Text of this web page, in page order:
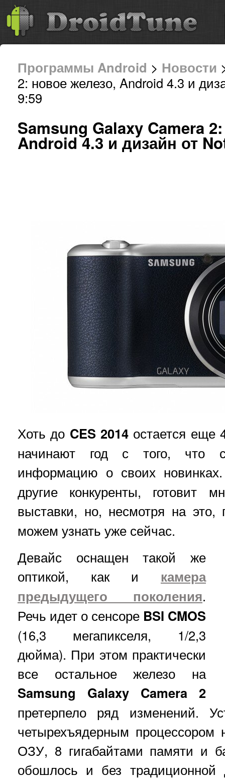
Программы Android > Новости
2: новое железо, Android 4.3 и
9:59
Samsung Galaxy Camera
Android 4.3 и дизайн от
Хоть до CES 2014остается еще
начинают год с того, что
информацию о своих
другие конкуренты, готовит
выставки, но, несмотря на
можем узнать уже сейчас.
Девайс оснащен такой же
оптикой, как и камера
предыдущего поколения.
Речь идет о сенсоре BSI CMOS
(16,3 мегапикселя, 1/2,3
дюйма). При этом практически
все остальное железо на
Samsung Galaxy Camera 2
претерпело ряд изменений.
четырехъядерным процессором
ОЗУ, 8 гигабайтами памяти и
обошлось и без